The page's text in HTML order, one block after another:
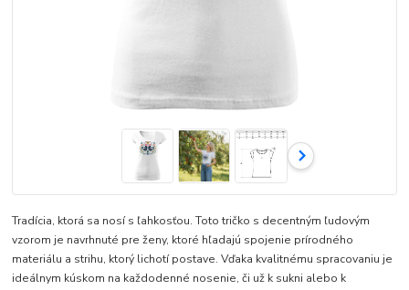
Tradícia, ktorá sa nosí s ľahkosťou. Toto tričko s decentným ľudovým
vzorom je navrhnuté pre ženy, ktoré hľadajú spojenie prírodného
materiálu a strihu, ktorý lichotí postave. Vďaka kvalitnému spracovaniu je
ideálnym kúskom na každodenné nosenie, či už k sukni alebo k